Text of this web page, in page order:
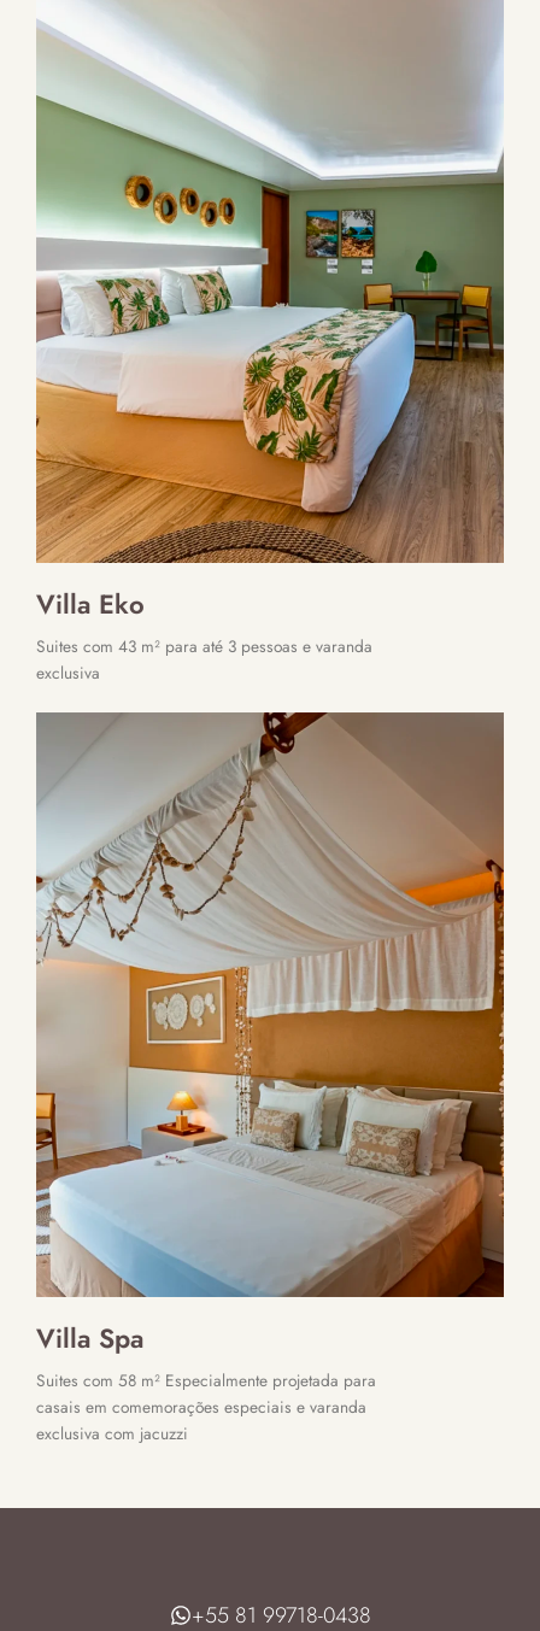
Villa Eko
Suites com 43 m² para até 3 pessoas e varanda
exclusiva
Villa Spa
Suites com 58 m² Especialmente projetada para
casais em comemorações especiais e varanda
exclusiva com jacuzzi
+55 81 99718-0438